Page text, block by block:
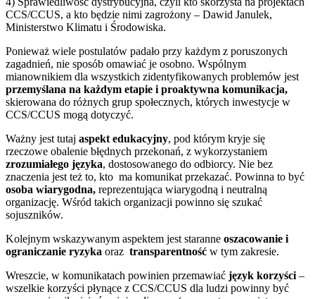
CCS/CCUS, a kto będzie nimi zagrożony – Dawid Janulek,
Ministerstwo Klimatu i Środowiska.
Ponieważ wiele postulatów padało przy każdym z poruszonych
zagadnień, nie sposób omawiać je osobno. Wspólnym
mianownikiem dla wszystkich zidentyfikowanych problemów jest
przemyślana na każdym etapie i proaktywna komunikacja,
skierowana do różnych grup społecznych, których inwestycje w
CCS/CCUS mogą dotyczyć.
Ważny jest tutaj aspekt edukacyjny, pod którym kryje się
rzeczowe obalenie błędnych przekonań, z wykorzystaniem
zrozumiałego języka, dostosowanego do odbiorcy. Nie bez
znaczenia jest też to, kto ma komunikat przekazać. Powinna to być
osoba wiarygodna, reprezentująca wiarygodną i neutralną
organizację. Wśród takich organizacji powinno się szukać
sojuszników.
Kolejnym wskazywanym aspektem jest staranne oszacowanie i
ograniczanie ryzyka oraz transparentność w tym zakresie.
Wreszcie, w komunikatach powinien przemawiać język korzyści –
wszelkie korzyści płynące z CCS/CCUS dla ludzi powinny być